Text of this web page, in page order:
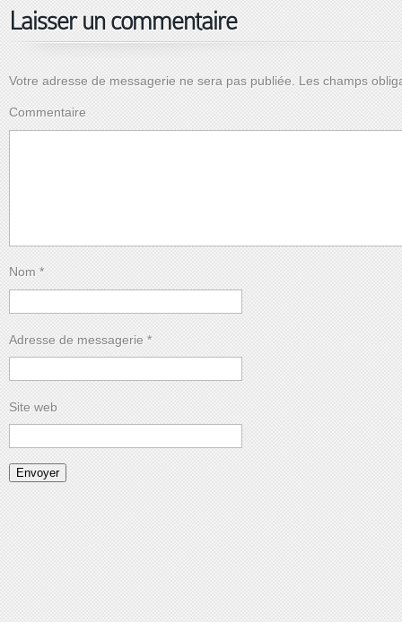
Laisser un commentaire
Votre adresse de messagerie ne sera pas publiée. Les champs
Commentaire
Nom *
Adresse de messagerie *
Site web